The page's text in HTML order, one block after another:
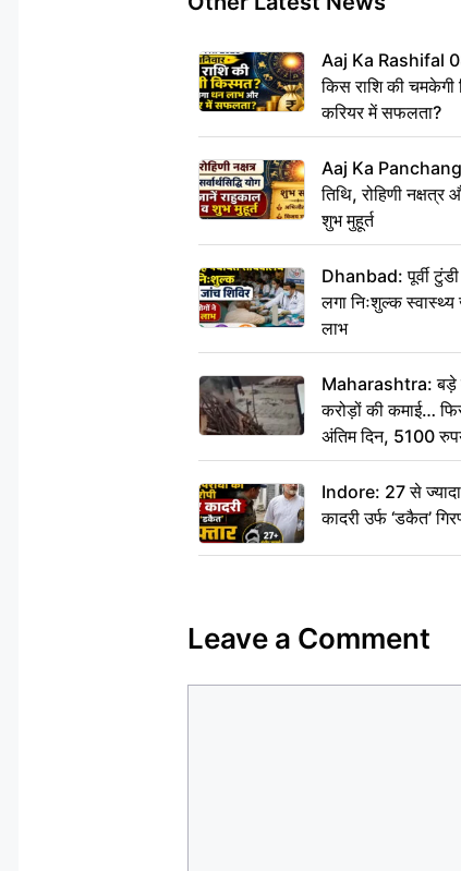
Aaj Ka Rashifal
किस राशि की
करियर में सफलता?
Aaj Ka
तिथि, रोहिणी नक्षत्र
शुभ मुहूर्त
Dhanbad: पूर्वी
लगा निःशुल्क
लाभ
Maharashtra: बड़े
करोड़ों की कमाई…
अंतिम दिन, 5100
दीजिए हम नहीं आ पाएंगे
Indore: 27 से ज्यादा
कादरी उर्फ ‘डकैत’
Leave a Comment